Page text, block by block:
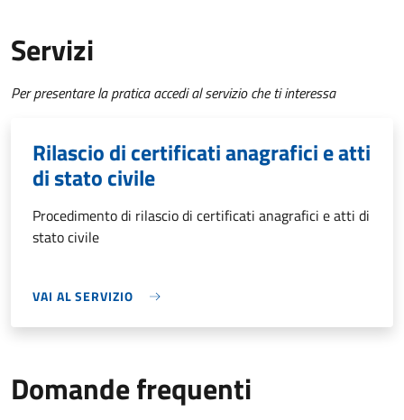
Servizi
Per presentare la pratica accedi al servizio che ti interessa
Rilascio di certificati anagrafici e atti
di stato civile
Procedimento di rilascio di certificati anagrafici e atti di
stato civile
VAI AL SERVIZIO
Domande frequenti